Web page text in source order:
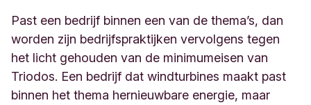
Past een bedrijf binnen een van de thema’s, dan
worden zijn bedrijfspraktijken vervolgens tegen
het licht gehouden van de minimumeisen van
Triodos. Een bedrijf dat windturbines maakt past
binnen het thema hernieuwbare energie, maar